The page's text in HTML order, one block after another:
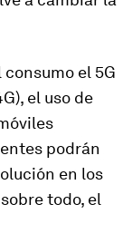
el 5G
el uso de
podrán
en los
todo, el